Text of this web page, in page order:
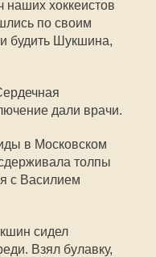
наших хоккеистов
по своим
будить Шукшина,
дали врачи.
в Московском
толпы
с Василием
сидел
Взял булавку,